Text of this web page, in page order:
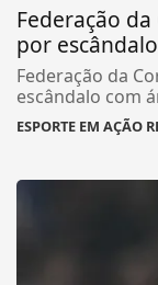
Federação
por
Federação da
escândalo com
ESPORTE EM AÇÃO